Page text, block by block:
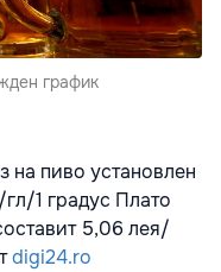
график
на пиво установлен
1 градус Плато
5,06 лея/
digi24.ro